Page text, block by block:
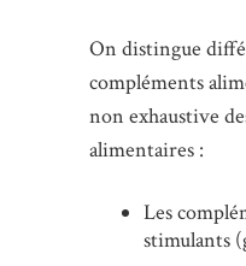
On distingue
compléments
non exhaustive
alimentaires :
Les
stimulants